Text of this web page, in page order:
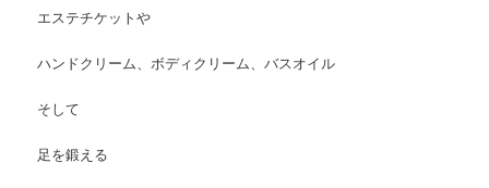
エステチケットや
ハンドクリーム、ボディクリーム、バスオイル
そして
足を鍛える